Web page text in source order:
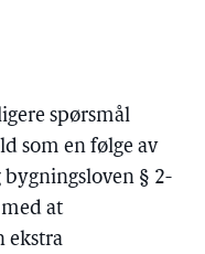
spørsmål
som en følge av
§ 2-
at
ekstra